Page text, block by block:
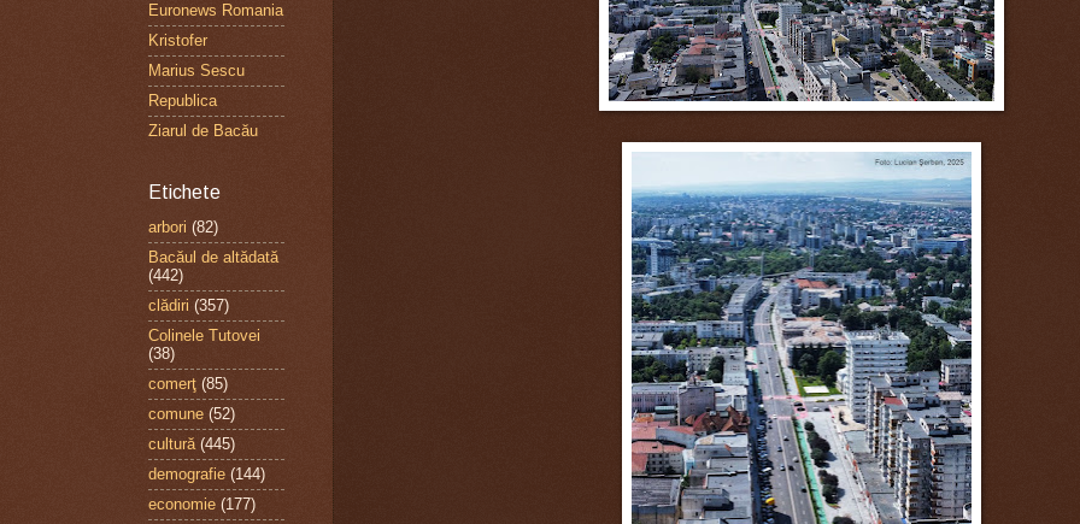
Euronews Romania
Kristofer
Marius Sescu
Republica
Ziarul de Bacău
Etichete
arbori (82)
Bacăul de altădată
(442)
clădiri (357)
Colinele Tutovei
(38)
comerţ (85)
comune (52)
cultură (445)
demografie (144)
economie (177)